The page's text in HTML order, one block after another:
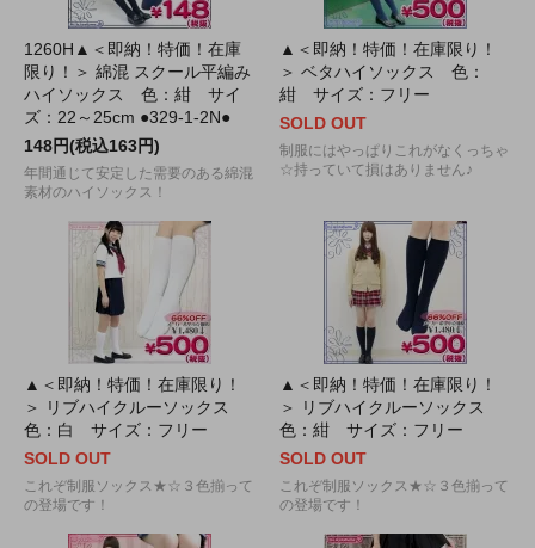
1260H▲＜即納！特価！在庫
限り！＞ 綿混 スクール平編み
ハイソックス 色：紺 サイ
ズ：22～25cm ●329-1-2N●
148円(税込163円)
年間通じて安定した需要のある綿混
素材のハイソックス！
▲＜即納！特価！在庫限り！
＞ ベタハイソックス 色：
紺 サイズ：フリー
SOLD OUT
制服にはやっぱりこれがなくっちゃ
☆持っていて損はありません♪
▲＜即納！特価！在庫限り！
＞ リブハイクルーソックス
色：白 サイズ：フリー
SOLD OUT
これぞ制服ソックス★☆３色揃って
の登場です！
▲＜即納！特価！在庫限り！
＞ リブハイクルーソックス
色：紺 サイズ：フリー
SOLD OUT
これぞ制服ソックス★☆３色揃って
の登場です！